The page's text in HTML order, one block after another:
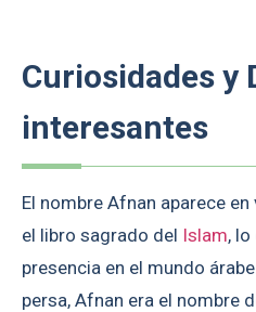
Curiosidades y
interesantes
El nombre Afnan aparece
el libro sagrado del Islam,
presencia en el mundo
persa, Afnan era el nombre